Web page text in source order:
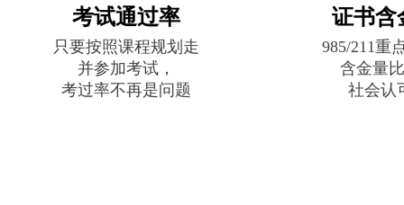
考试通过率
只要按照课程规划走
并参加考试，
考过率不再是问题
证书含
985/211重
含金量
社会认